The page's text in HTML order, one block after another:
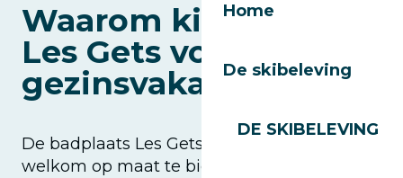
Home
De skibeleving
DE SKIBELEVING
Waarom kiezen voor
Les Gets voor een
gezinsvakantie?
De badplaats Les Gets zet zich in om je een
welkom op maat te bieden. Hier is alles